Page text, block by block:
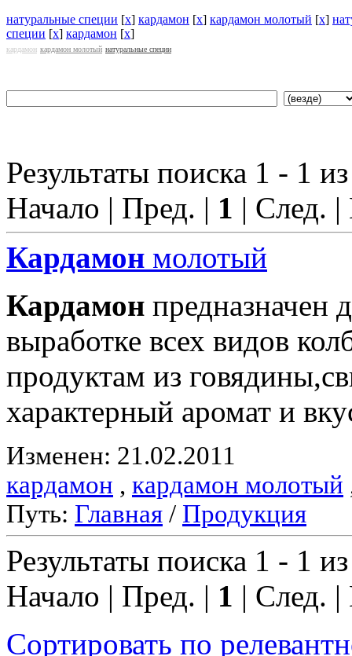
натуральные специи [x] кардамон [x] кардамон молотый [x]
специи [x] кардамон [x]
кардамон кардамон молотый натуральные специи
Результаты поиска 1 - 1
Начало | Пред. | 1 | След.
Кардамон молотый
Кардамон предназначен
выработке всех видов
продуктам из
характерный аромат и
Изменен: 21.02.2011
кардамон , кардамон молотый
Путь: Главная / Продукция
Результаты поиска 1 - 1
Начало | Пред. | 1 | След.
Сортировать по